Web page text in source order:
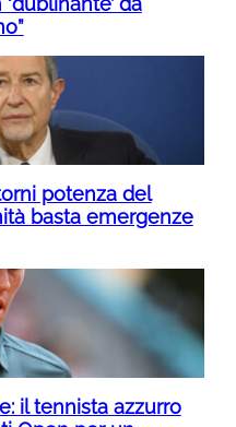
potenza del
basta emergenze
il tennista azzurro